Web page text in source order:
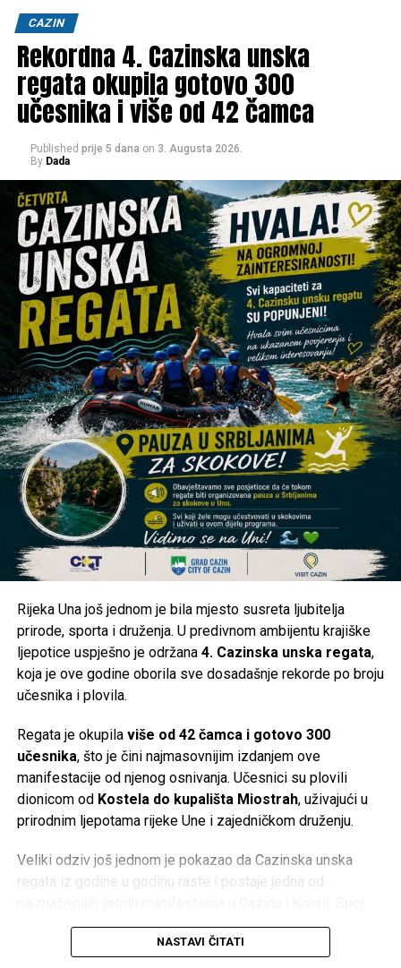
samo na piće i pripremu hrane, već i na održavanje higijene,
napajanje stoke, zalijevanje vrtova i normalno
funkcionisanje domaćinstava.
Građani ističu da razumiju kako su povećana potrošnja i
pravovremene informacije i jasne planove o tome kada će
vodosnabdijevanje biti normalizovano. Mnogi smatraju da
su višednevne restrikcije postale prečeste i da ozbiljno
narušavaju kvalitet života.
Posljednjih sedmica sve više cazinskih naselja prijavljuje
probleme s vodosnabdijevanjem. Dok u pojedinim
dijelovima grada voda dolazi samo u određenim periodima
dana, u drugim naseljima građani navode da bez vode
ostaju satima, pa čak i danima.
U ovakvim okolnostima posebno je važno da nadležne
službe redovno obavještavaju javnost o razlozima
restrikcija, očekivanom trajanju prekida i planovima za
stabilizaciju sistema, kako bi se građani mogli na vrijeme
organizovati.
Kakva je situacija kod vas?
Da li je voda stigla u vaše naselje ili ste i dalje bez
vodosnabdijevanja? Pišite nam u komentarima iz kojeg ste
informacije mogu pomoći i drugim građanima da steknu
jasniju sliku o stanju na području Cazina.
Share Post
Share
Mail
CAZIN
Rekordna 4. Cazinska unska
regata okupila gotovo 300
učesnika i više od 42 čamca
Published prije 5 dana on 3. Augusta 2026.
By Dada
Rijeka Una još jednom je bila mjesto susreta ljubitelja
prirode, sporta i druženja. U predivnom ambijentu krajiške
ljepotice uspješno je održana 4. Cazinska unska regata,
koja je ove godine oborila sve dosadašnje rekorde po broju
učesnika i plovila.
Regata je okupila više od 42 čamca i gotovo 300
učesnika, što je čini najmasovnijim izdanjem ove
manifestacije od njenog osnivanja. Učesnici su plovili
dionicom od Kostela do kupališta Miostrah, uživajući u
prirodnim ljepotama rijeke Une i zajedničkom druženju.
Veliki odziv još jednom je pokazao da Cazinska unska
regata iz godine u godinu raste i postaje jedna od
sporta, rekreacije, prirode i zajedništva privukao je
učesnike različitih generacija, ali i veliki broj posjetilaca
NASTAVI ČITATI